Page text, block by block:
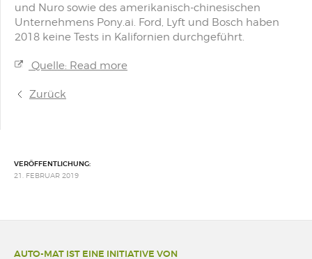
und Nuro sowie des amerikanisch-chinesischen
Unternehmens Pony.ai. Ford, Lyft und Bosch haben
2018 keine Tests in Kalifornien durchgeführt.
Quelle: Read more
Zurück
VERÖFFENTLICHUNG:
21. FEBRUAR 2019
AUTO-MAT IST EINE INITIATIVE VON